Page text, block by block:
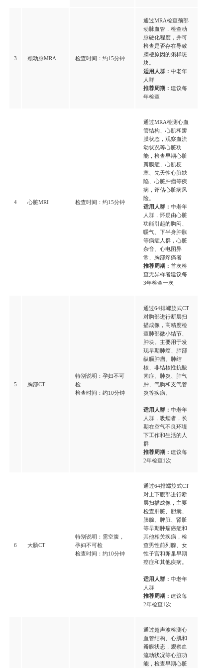
3 颈动脉MRA 检查时间：约15分钟
通过MRA检查颈部
动脉血管，检查动
脉硬化程度，并可
检查是否存在导致
脑梗原因的粥样斑
块。
适用人群：中老年
人群
推荐周期：建议每
年检查
4 心脏MRI 检查时间：约15分钟
通过MRA检测心血
管结构、心肌和瓣
膜状态，观察血流
动状况等心脏功
能，检查早期心脏
瓣膜症、心肌梗
塞、先天性心脏缺
陷、心脏肿瘤等疾
病，评估心脏病风
险。
适用人群：中老年
人群，怀疑由心脏
功能引起的胸闷、
嗳气、下半身肿胀
等病症人群，心脏
杂音、心电图异
常、胸部疼痛者
推荐周期：首次检
查无异样者建议每
3年检查一次
5 胸部CT
特别说明：孕妇不可
检
检查时间：约10分钟
通过64排螺旋式CT
对胸部进行断层扫
描成像，高精度检
查肺部微小结节、
肿块。主要用于发
现早期肺癌、肺部
纵膈肿瘤、肺结
核、非结核性抗酸
菌症、肺炎、肺气
肿、气胸和支气管
炎等疾病。
适用人群：中老年
人群，吸烟者，长
期在空气不良环境
下工作和生活的人
群
推荐周期：建议每
2年检查1次
6 大肠CT
特别说明：需空腹，
孕妇不可检
检查时间：约10分钟
通过64排螺旋式CT
对上下腹部进行断
层扫描成像，主要
检查肝脏、胆囊、
胰腺、脾脏、肾脏
等早期肿瘤癌症和
其他相关疾病，检
查男性前列腺、女
性子宫和卵巢早期
癌症和其他疾病。
适用人群：中老年
人群
推荐周期：建议每
2年检查1次
通过超声波检测心
血管结构、心肌和
瓣膜状态，观察血
流动状况等心脏功
能，检查早期心脏